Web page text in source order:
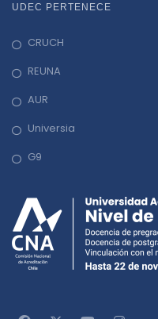
UDEC PERTENECE
CRUCH
REUNA
AUR
Universia
G9